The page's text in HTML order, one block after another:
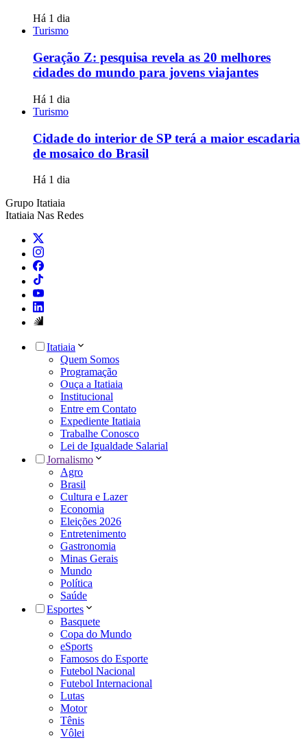
Há 1 dia
Turismo
Geração Z: pesquisa revela as 20 melhores
cidades do mundo para jovens viajantes
Há 1 dia
Turismo
Cidade do interior de SP terá a maior escadaria
de mosaico do Brasil
Há 1 dia
Grupo Itatiaia
Itatiaia Nas Redes
Itatiaia
Quem Somos
Programação
Ouça a Itatiaia
Institucional
Entre em Contato
Expediente Itatiaia
Trabalhe Conosco
Lei de Igualdade Salarial
Jornalismo
Agro
Brasil
Cultura e Lazer
Economia
Eleições 2026
Entretenimento
Gastronomia
Minas Gerais
Mundo
Política
Saúde
Esportes
Basquete
Copa do Mundo
eSports
Famosos do Esporte
Futebol Nacional
Futebol Internacional
Lutas
Motor
Tênis
Vôlei